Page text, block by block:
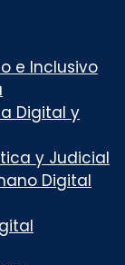
e Inclusivo
Digital y
y Judicial
Digital